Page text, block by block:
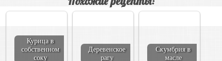
Курица в
собственном
соку
Деревенское
рагу
Скумбрия в
масле